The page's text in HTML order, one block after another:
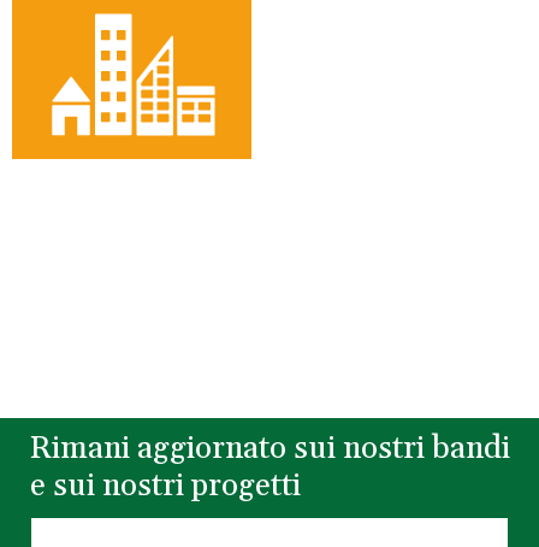
Rimani aggiornato sui nostri bandi
e sui nostri progetti